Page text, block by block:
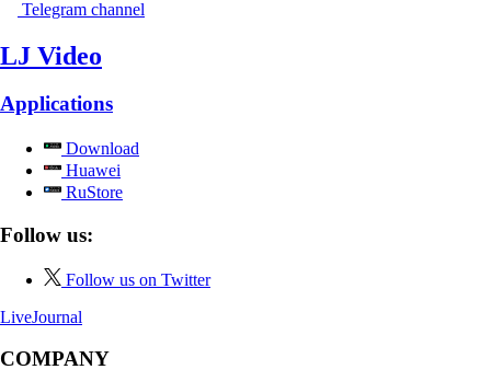
Telegram channel
LJ Video
Applications
Download
Huawei
RuStore
Follow us:
Follow us on Twitter
LiveJournal
COMPANY